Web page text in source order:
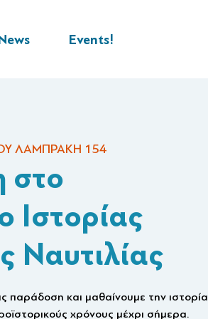
Events!
ΛΑΜΠΡΑΚΗ 154
στο
Ιστορίας
Ναυτιλίας
παράδοση και μαθαίνουμε την ιστορία
χρόνους μέχρι σήμερα.